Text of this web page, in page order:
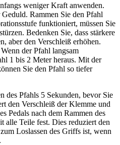
weniger Kraft anwenden.
Rammen Sie den Pfahl
funktioniert, müssen Sie
Bedenken Sie, dass stärkere
aber den Verschleiß erhöhen.
der Pfahl langsam
1 bis 2 Meter heraus. Mit der
Sie den Pfahl so tiefer
des Pfahls 5 Sekunden, bevor Sie
den Verschleiß der Klemme und
Pedals nach dem Rammen des
alle Teile fest. Dies reduziert den
Loslassen des Griffs ist, wenn